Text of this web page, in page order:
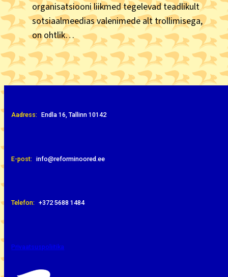
organisatsiooni liikmed tegelevad teadlikult
sotsiaalmeedias valenimede alt trollimisega,
on ohtlik…
Aadress: Endla 16, Tallinn 10142
E-post: info@reforminoored.ee
Telefon: +372 ‭5688 1484‬
Privaatsuspoliitika